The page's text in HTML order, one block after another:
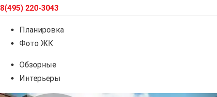
8(495) 220-3043
Планировка
Фото ЖК
Обзорные
Интерьеры